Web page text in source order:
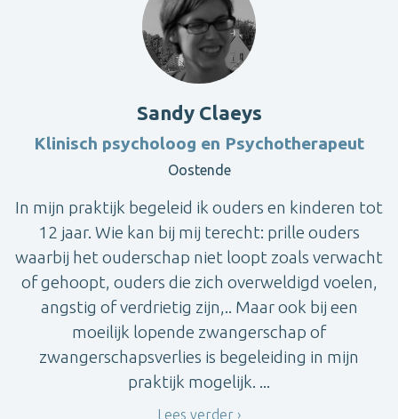
Sandy Claeys
Klinisch psycholoog en Psychotherapeut
Oostende
In mijn praktijk begeleid ik ouders en kinderen tot
12 jaar. Wie kan bij mij terecht: prille ouders
waarbij het ouderschap niet loopt zoals verwacht
of gehoopt, ouders die zich overweldigd voelen,
angstig of verdrietig zijn,.. Maar ook bij een
moeilijk lopende zwangerschap of
zwangerschapsverlies is begeleiding in mijn
praktijk mogelijk. ...
Lees verder